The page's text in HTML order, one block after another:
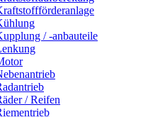
/ -anbauteile
/ Reifen